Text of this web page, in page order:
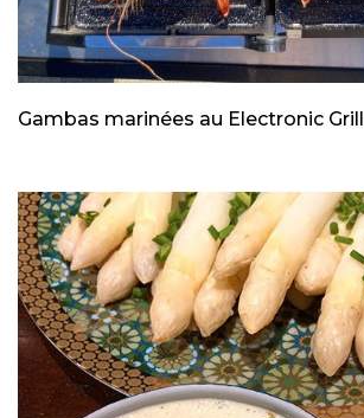
Gambas marinées au Electronic Grill